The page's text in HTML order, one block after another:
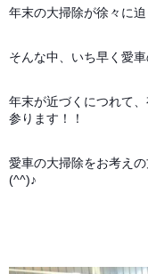
年末の大掃除が徐々に
そんな中、いち早く愛
年末が近づくにつれて
参ります！！
愛車の大掃除をお考え
(^^)♪